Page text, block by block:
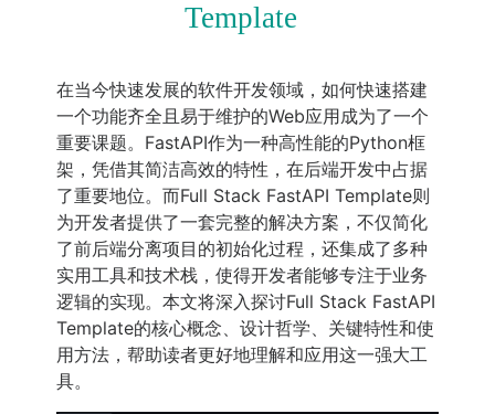
在当今快速发展的软件开发领域，如何快速搭建
一个功能齐全且易于维护的Web应用成为了一个
重要课题。FastAPI作为一种高性能的Python框
架，凭借其简洁高效的特性，在后端开发中占据
了重要地位。而Full Stack FastAPI Template则
为开发者提供了一套完整的解决方案，不仅简化
了前后端分离项目的初始化过程，还集成了多种
实用工具和技术栈，使得开发者能够专注于业务
逻辑的实现。本文将深入探讨Full Stack FastAPI
Template的核心概念、设计哲学、关键特性和使
用方法，帮助读者更好地理解和应用这一强大工
具。